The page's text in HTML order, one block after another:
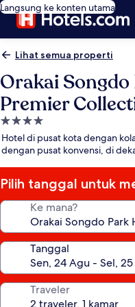
Langsung ke konten utama
Lihat semua properti
Orakai
Premier
Properti
bintang
4.0
Hotel di pusat kota dengan
dengan pusat konvensi, di
Pilih tanggal untuk
Ke mana?
Tanggal
Traveler